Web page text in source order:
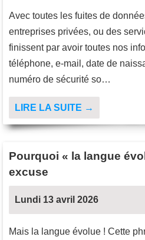
Avec toutes les fuites de
entreprises privées, ou des
finissent par avoir toutes nos
téléphone, e-mail, date de
numéro de sécurité so…
LIRE LA SUITE →
Pourquoi « la langue
excuse
Lundi 13 avril 2026
Mais la langue évolue ! Cette